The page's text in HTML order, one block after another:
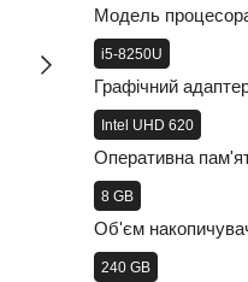
Модель
i5-8250U
Графічний
Intel UHD 620
Оперативна
8 GB
Об'єм
240 GB